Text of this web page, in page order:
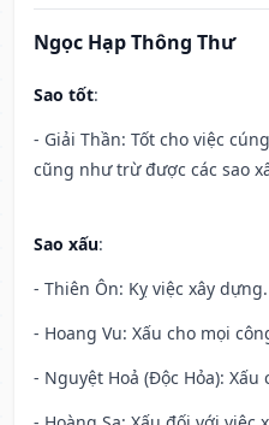
Ngọc Hạp Thông Thư
Sao tốt:
- Giải Thần: Tốt cho việc
cũng như trừ được các sao
Sao xấu:
- Thiên Ôn: Kỵ việc xây dựng.
- Hoang Vu: Xấu cho mọi
- Nguyệt Hoả (Độc Hỏa):